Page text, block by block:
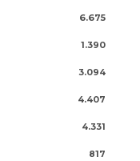
6.675
1.390
3.094
4.407
4.331
817